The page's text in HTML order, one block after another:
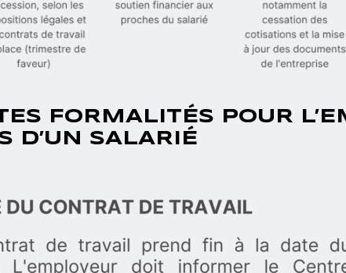
FORMALITÉS POUR
D’UN SALARIÉ